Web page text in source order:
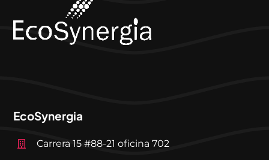
EcoSynergia
Carrera 15 #88-21 oficina 702